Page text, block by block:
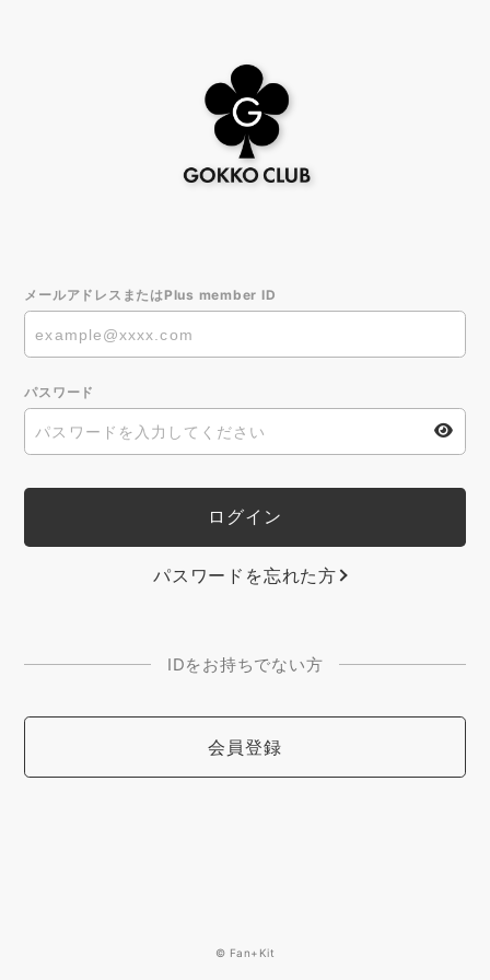
メールアドレスまたはPlus member ID
パスワード
パスワードを忘れた方
IDをお持ちでない方
会員登録
© Fan+Kit